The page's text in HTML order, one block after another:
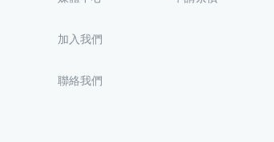
加入我們
聯絡我們